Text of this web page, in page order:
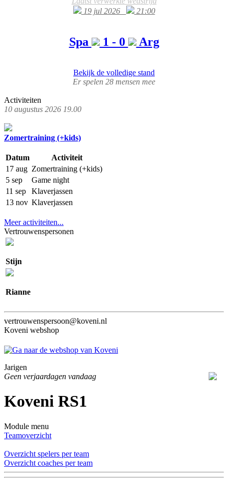
19 jul 2026
21:00
Spa 1 - 0 Arg
Bekijk de volledige stand
Er spelen 28 mensen mee
Activiteiten
10 augustus 2026 19.00
Zomertraining (+kids)
Datum
Activiteit
17 aug Zomertraining (+kids)
5 sep
Game night
11 sep
Klaverjassen
13 nov Klaverjassen
Meer activiteiten...
Vertrouwenspersonen
Stijn
Rianne
vertrouwenspersoon@koveni.nl
Koveni webshop
Jarigen
Geen verjaardagen vandaag
Koveni RS1
Module menu
Teamoverzicht
Overzicht spelers per team
Overzicht coaches per team